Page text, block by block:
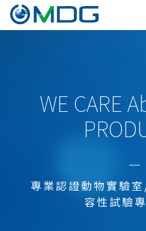
細胞治療、藥品
WE CARE
專業認證動物實驗
容性試驗